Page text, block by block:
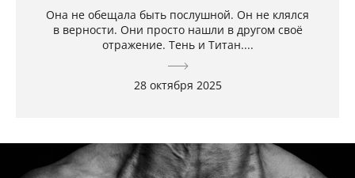
Она не обещала быть послушной. Он не клялся
в верности. Они просто нашли в другом своё
отражение. Тень и Титан....
28 октября 2025